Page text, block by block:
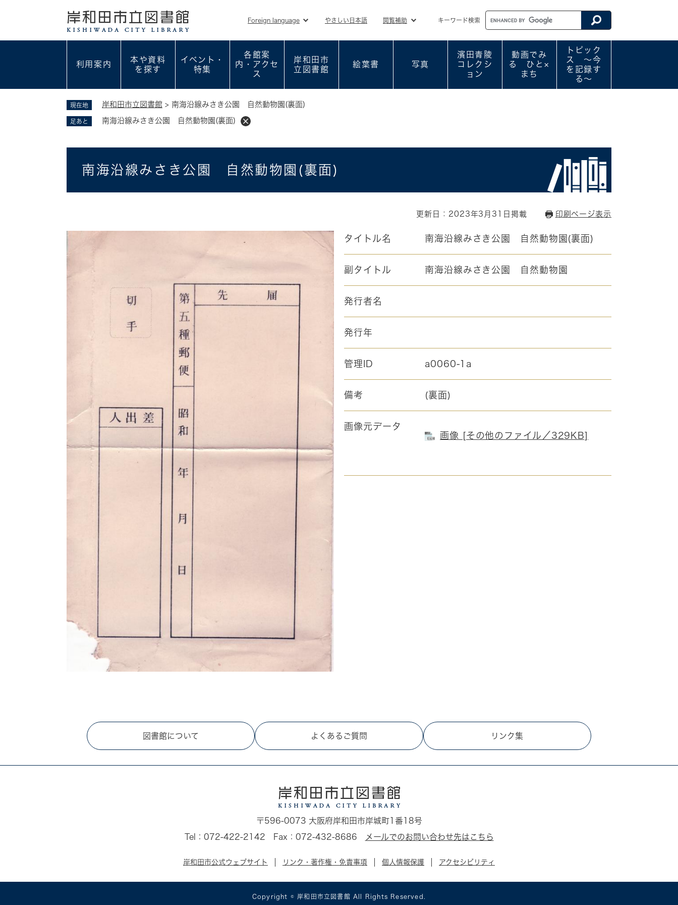
の
す
Foreign language やさしい日本語 閲覧補助 キーワード検索
利用案内
本や資料
を探す
イベント・
特集
各館案
内・アクセ
ス
岸和田市
立図書館
絵葉書 写真
濱田青陵
コレクシ
ョン
動画でみ
る ひと×
まち
トピック
ス ～今
を記録す
る～
現在地 岸和田市立図書館 > 南海沿線みさき公園 自然動物園(裏面)
足あと 南海沿線みさき公園 自然動物園(裏面)
南海沿線みさき公園 自然動物園(裏面)
更新日：2023年3月31日掲載 印刷ページ表示
タイトル名 南海沿線みさき公園 自然動物園(裏面)
副タイトル 南海沿線みさき公園 自然動物園
発行者名
発行年
管理ID a0060-1a
備考 (裏面)
画像元データ
画像 [その他のファイル／329KB]
図書館について よくあるご質問 リンク集
〒596-0073 大阪府岸和田市岸城町1番18号
Tel：072-422-2142 Fax：072-432-8686
メールでのお問い合わせ先はこちら
岸和田市公式ウェブサイト リンク・著作権・免責事項 個人情報保護 アクセシビリティ
Copyright © 岸和田市立図書館 All Rights Reserved.